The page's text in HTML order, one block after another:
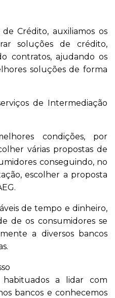
Crédito, auxiliamos os
soluções de crédito,
contratos, ajudando os
soluções de forma
de Intermediação
condições, por
várias propostas de
conseguindo, no
escolher a proposta
de tempo e dinheiro,
de os consumidores se
a diversos bancos
a lidar com
bancos e conhecemos